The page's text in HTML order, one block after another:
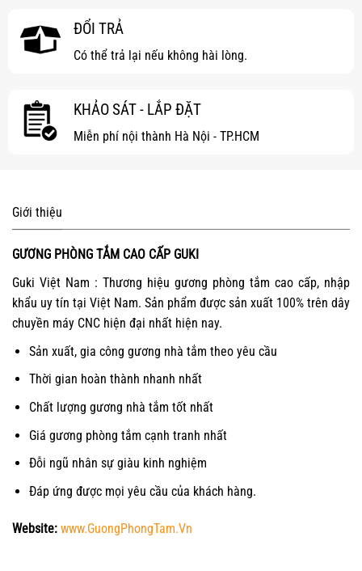
ĐỔI TRẢ
Có thể trả lại nếu không hài lòng.
KHẢO SÁT - LẮP ĐẶT
Miễn phí nội thành Hà Nội - TP.HCM
Giới thiệu
GƯƠNG PHÒNG TẮM CAO CẤP GUKI
Guki Việt Nam : Thương hiệu gương phòng tắm cao cấp, nhập
khẩu uy tín tại Việt Nam. Sản phẩm được sản xuất 100% trên dây
chuyền máy CNC hiện đại nhất hiện nay.
Sản xuất, gia công gương nhà tắm theo yêu cầu
Thời gian hoàn thành nhanh nhất
Chất lượng gương nhà tắm tốt nhất
Giá gương phòng tắm cạnh tranh nhất
Đỗi ngũ nhân sự giàu kinh nghiệm
Đáp ứng được mọi yêu cầu của khách hàng.
Website: www.GuongPhongTam.Vn